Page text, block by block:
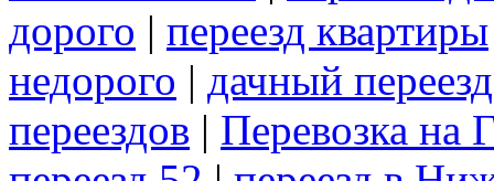
дорого | переезд квартиры
недорого | дачный переезд
переездов | Перевозка на